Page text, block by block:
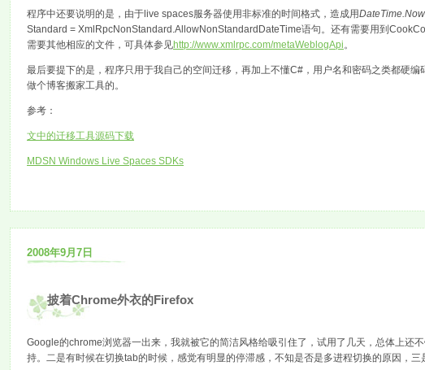
程序中还要说明的是，由于live spaces服务器使用非标准的时间格式，造成用DateTime.Now
Standard = XmlRpcNonStandard.AllowNonStandardDateTime语句。还有需要用到
需要其他相应的文件，可具体参见http://www.xmlrpc.com/metaWeblogApi。
最后要提下的是，程序只用于我自己的空间迁移，再加上不懂C#，用户名和密码之类都硬
做个博客搬家工具的。
参考：
文中的迁移工具源码下载
MDSN Windows Live Spaces SDKs
2008年9月7日
披着Chrome外衣的Firefox
Google的chrome浏览器一出来，我就被它的简洁风格给吸引住了，试用了几天，总体上还
持。二是有时候在切换tab的时候，感觉有明显的停滞感，不知是否是多进程切换的原因，三